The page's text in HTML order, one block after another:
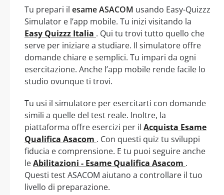
Tu prepari il esame ASACOM usando Easy-Quizzz
Simulator e l’app mobile. Tu inizi visitando la
Easy Quizzz Italia . Qui tu trovi tutto quello che
serve per iniziare a studiare. Il simulatore offre
domande chiare e semplici. Tu impari da ogni
esercitazione. Anche l’app mobile rende facile lo
studio ovunque ti trovi.
Tu usi il simulatore per esercitarti con domande
simili a quelle del test reale. Inoltre, la
piattaforma offre esercizi per il Acquista Esame
Qualifica Asacom . Con questi quiz tu sviluppi
fiducia e comprensione. E tu puoi seguire anche
leAbilitazioni - Esame Qualifica Asacom .
Questi test ASACOM aiutano a controllare il tuo
livello di preparazione.